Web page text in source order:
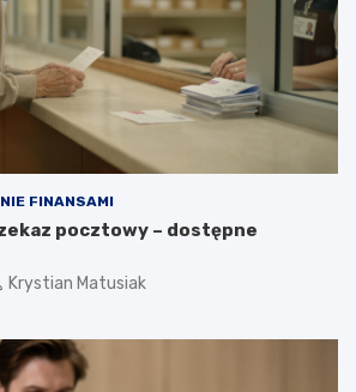
FINANSAMI
pocztowy – dostępne
Krystian Matusiak